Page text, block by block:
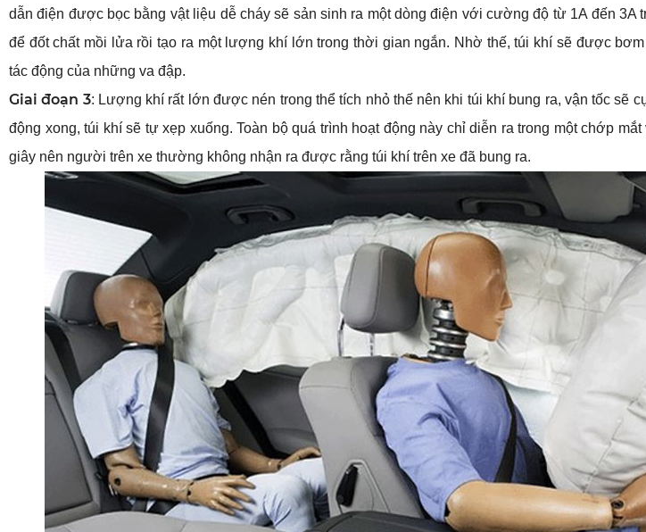
dẫn điện được bọc bằng vật liệu dễ cháy sẽ sản sinh ra một dòng điện với cường độ từ 1A đến
để đốt chất mồi lửa rồi tạo ra một lượng khí lớn trong thời gian ngắn. Nhờ thế, túi khí sẽ được
tác động của những va đập.
Giai đoạn 3: Lượng khí rất lớn được nén trong thể tích nhỏ thế nên khi túi khí bung ra, vận tốc sẽ
động xong, túi khí sẽ tự xẹp xuống. Toàn bộ quá trình hoạt động này chỉ diễn ra trong một chớp
giây nên người trên xe thường không nhận ra được rằng túi khí trên xe đã bung ra.